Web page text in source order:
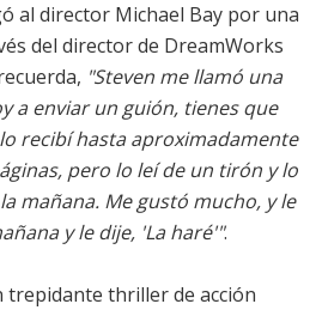
al director Michael Bay por una
del director de DreamWorks
"Steven me llamó una
a enviar un guión, tienes que
recibí hasta aproximadamente
pero lo leí de un tirón y lo
mañana. Me gustó mucho, y le
y le dije, 'La haré'".
trepidante thriller de acción